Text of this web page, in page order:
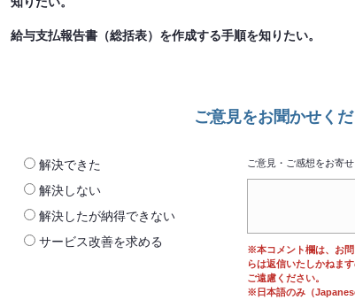
給与支払報告書（総括表）を作成する手順を知りたい。
ご意見をお聞かせく
解決できた
解決しない
解決したが納得できない
サービス改善を求める
ご意見・ご感想をお寄
※本コメント欄は、お
らは返信いたしかねま
ご遠慮ください。
※日本語のみ（